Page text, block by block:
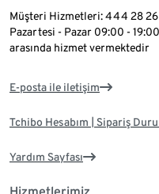
Müşteri Hizmetleri: 444 28 26
Pazartesi - Pazar 09:00 -
arasında hizmet vermektedir
E-posta ile iletişim
Tchibo Hesabım | Sipariş
Yardım Sayfası